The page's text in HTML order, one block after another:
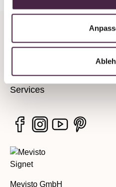
Unternehmen
Services
Mevisto GmbH